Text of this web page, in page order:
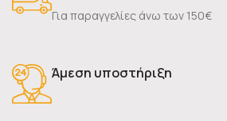
Για παραγγελίες άνω των 150€
Άμεση υποστήριξη